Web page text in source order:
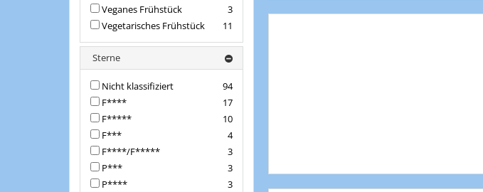
3
Veganes Frühstück
11
Vegetarisches Frühstück
Sterne
94
Nicht klassifiziert
17
F****
10
F*****
4
F***
3
F****/F*****
3
P***
3
P****